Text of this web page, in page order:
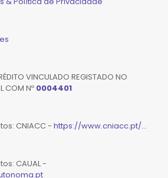
VINCULADO REGISTADO NO
COM Nº 0004401
CNIACC - https://www.cniacc.pt/...
CAUAL -